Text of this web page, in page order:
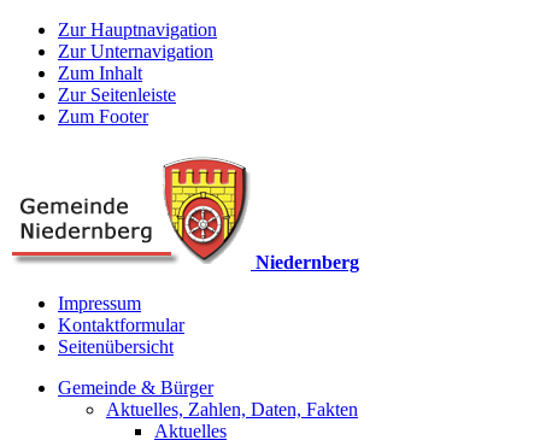
Zur Hauptnavigation
Zur Unternavigation
Zum Inhalt
Zur Seitenleiste
Zum Footer
Niedernberg
Impressum
Kontaktformular
Seitenübersicht
Gemeinde & Bürger
Aktuelles, Zahlen, Daten, Fakten
Aktuelles